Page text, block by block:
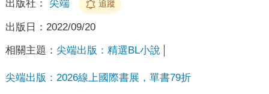
出版社： 尖端 追蹤
出版日： 2022/09/20
相關主題： 尖端出版：精選BL小說
尖端出版：2026線上國際書展，單書79折